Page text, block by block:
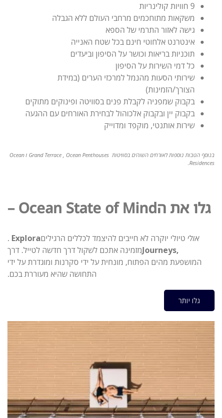
9 חוויות קולינריות
משקאות מתוחכמים מרחבי העולם ללא הגבלה
גישה לאזור התרמי של הספא
אינטרנט אלחוטי חינם בכל שטח האנייה
תוכניות בריאות וכושר על הסיפון וביעדים
כל דמי השירות על הסיפון
שירותי הסעות מהנמל למרכזי הערים (במידת
הצורך/הזמינות)
בקבוק שמפניה לקבלת פנים בסוויטה ופינוקים מתוקים
בקבוק יין ובקבוק אלכוהול לבחירת האורחים עם ההגעה
שירות אותנטי, מוקפד ומדוייק
בנוסף הטבות נוספות לאורחים השוהים בסוויטות Grand Terrace , Ocean Penthouses ו Ocean
Residences.
גלו את ה– Ocean State of Mind
אולי טיולי יוקרה לא חייבים להיצמד לכללים הרגילים . Explora
Journeys,מזמינה אתכם לשקול דרך חדשה לטייל. דרך
המושפעת מהים הפתוח, מונחית על ידי סקרנות ומוגדרת על ידי
התחושה שהיא מעוררת בכם.
גלו יותר